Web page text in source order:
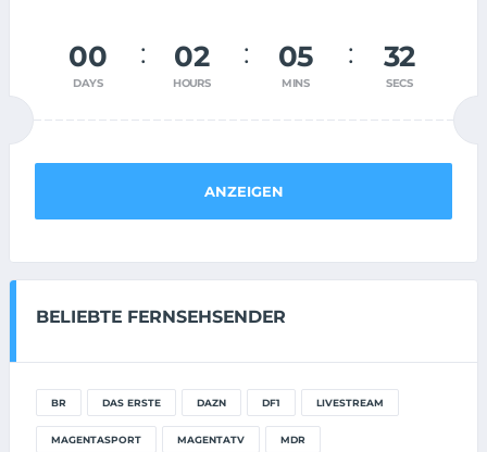
00
DAYS
02
HOURS
05
MINS
31
SECS
ANZEIGEN
BELIEBTE FERNSEHSENDER
BR DAS ERSTE DAZN DF1 LIVESTREAM
MAGENTASPORT MAGENTATV MDR